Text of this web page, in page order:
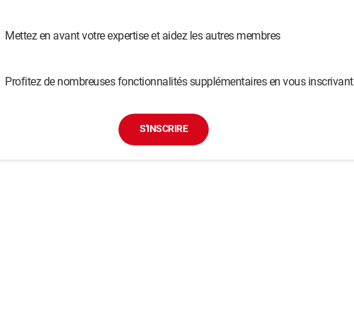
Mettez en avant votre expertise et aidez les autres membres
Profitez de nombreuses fonctionnalités supplémentaires en vous inscrivant
S'INSCRIRE